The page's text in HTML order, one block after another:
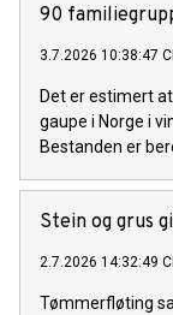
90
3.7.2026 10:38:47
Det er estimert
gaupe i Norge i
Bestanden er
Stein og grus
2.7.2026 14:32:49
Tømmerfløting